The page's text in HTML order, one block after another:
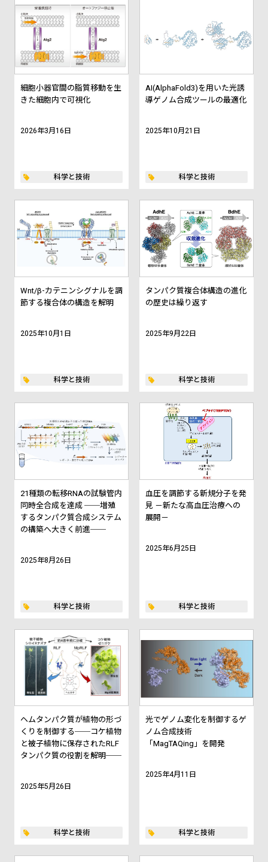
細胞小器官間の脂質移動を生
きた細胞内で可視化
2026年3月16日
科学と技術
AI(AlphaFold3)を用いた光誘
導ゲノム合成ツールの最適化
2025年10月21日
科学と技術
Wnt/β-カテニンシグナルを調
節する複合体の構造を解明
2025年10月1日
科学と技術
タンパク質複合体構造の進化
の歴史は繰り返す
2025年9月22日
科学と技術
21種類の転移RNAの試験管内
同時全合成を達成 ──増殖
するタンパク質合成システム
の構築へ大きく前進──
2025年8月26日
科学と技術
血圧を調節する新規分子を発
見 －新たな高血圧治療への
展開－
2025年6月25日
科学と技術
ヘムタンパク質が植物の形づ
くりを制御する──コケ植物
と被子植物に保存されたRLF
タンパク質の役割を解明──
2025年5月26日
科学と技術
光でゲノム変化を制御するゲ
ノム合成技術
「MagTAQing」を開発
2025年4月11日
科学と技術